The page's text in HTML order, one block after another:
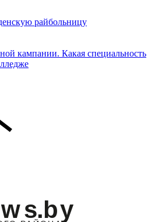
райбольницу
кампании. Какая специальность